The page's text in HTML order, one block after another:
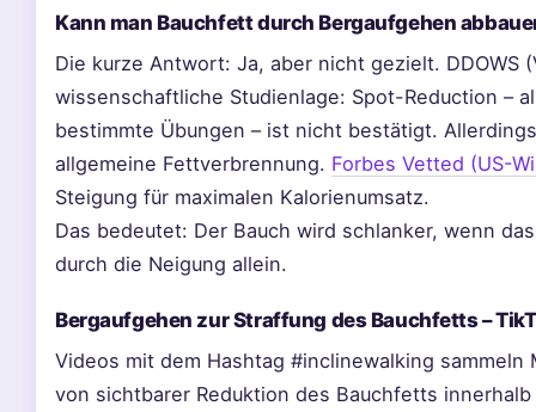
Kann man Bauchfett durch Bergaufgehen
Die kurze Antwort: Ja, aber nicht gezielt. DDOWS
wissenschaftliche Studienlage: Spot-Reduction –
bestimmte Übungen – ist nicht bestätigt.
allgemeine Fettverbrennung. Forbes Vetted (US-
Steigung für maximalen Kalorienumsatz.
Das bedeutet: Der Bauch wird schlanker, wenn
durch die Neigung allein.
Bergaufgehen zur Straffung des Bauchfetts –
Videos mit dem Hashtag #inclinewalking
von sichtbarer Reduktion des Bauchfetts